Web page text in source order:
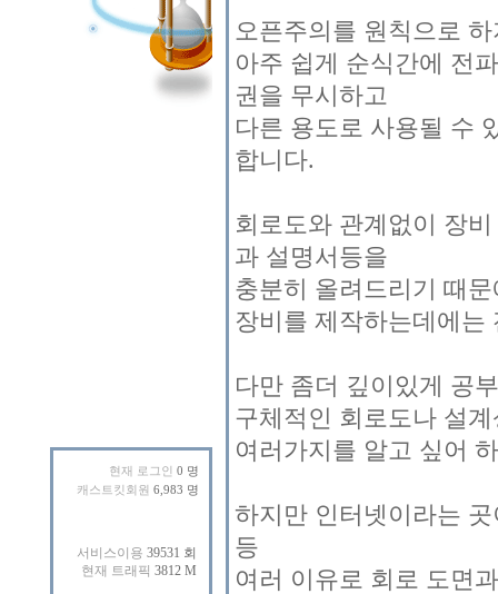
현재 로그인 0 명
캐스트킷회원 6,983 명
오픈주의를 원칙으로
아주 쉽게 순식간에 전
권을 무시하고
다른 용도로 사용될 수
합니다.
회로도와 관계없이 장
과 설명서등을
충분히 올려드리기 때
장비를 제작하는데에는
다만 좀더 깊이있게 공
구체적인 회로도나 설
여러가지를 알고 싶어
하지만 인터넷이라는
등
여러 이유로 회로 도면